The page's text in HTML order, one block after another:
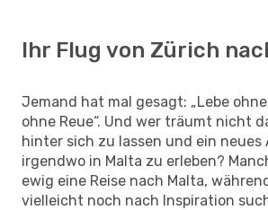
Ihr Flug von Zürich
Jemand hat mal gesagt: „Lebe
ohne Reue“. Und wer träumt nicht
hinter sich zu lassen und ein neues
irgendwo in Malta zu erleben?
ewig eine Reise nach Malta,
vielleicht noch nach Inspiration